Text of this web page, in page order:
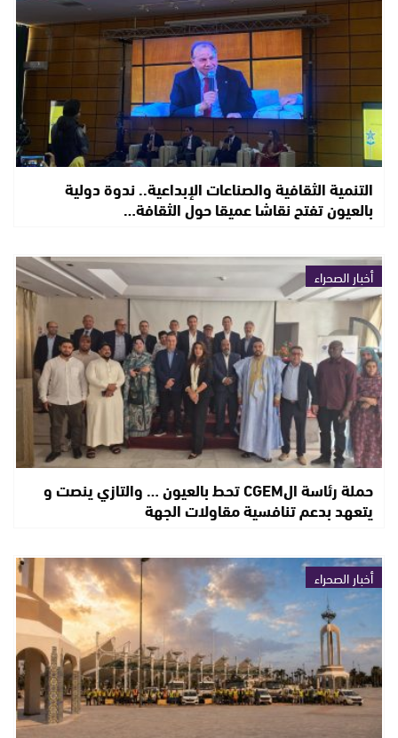
التنمية الثقافية والصناعات الإبداعية.. ندوة دولية
بالعيون تفتح نقاشا عميقا حول الثقافة…
أخبار الصحراء
حملة رئاسة الCGEM تحط بالعيون … والتازي ينصت و
يتعهد بدعم تنافسية مقاولات الجهة
أخبار الصحراء